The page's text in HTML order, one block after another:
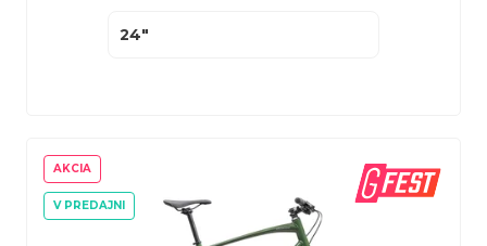
24"
AKCIA
V PREDAJNI